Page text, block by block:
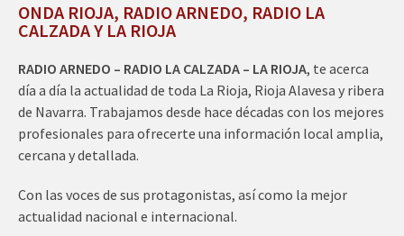
ONDA RIOJA, RADIO ARNEDO, RADIO LA
CALZADA Y LA RIOJA
RADIO ARNEDO – RADIO LA CALZADA – LA RIOJA, te acerca
día a día la actualidad de toda La Rioja, Rioja Alavesa y ribera
de Navarra. Trabajamos desde hace décadas con los mejores
profesionales para ofrecerte una información local amplia,
cercana y detallada.
Con las voces de sus protagonistas, así como la mejor
actualidad nacional e internacional.